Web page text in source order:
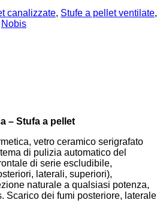
canalizzate, Stufe a pellet ventilate,
Nobis
– Stufa a pellet
vetro ceramico serigrafato
di pulizia automatico del
di serie escludibile,
laterali, superiori),
naturale a qualsiasi potenza,
Scarico dei fumi posteriore, laterale